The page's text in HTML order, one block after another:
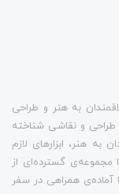
به هنر و طراحی
طراحی و نقاشی شناخته
هنر، ابزارهای لازم
مجموعه‌ی گسترده‌ای از
آماده‌ی همراهی در سفر